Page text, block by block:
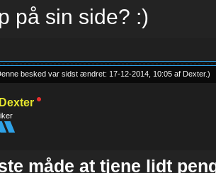
på sin side? :)
besked var sidst ændret: 17-12-2014, 10:05 af Dexter.)
Dexter
måde at tjene lidt